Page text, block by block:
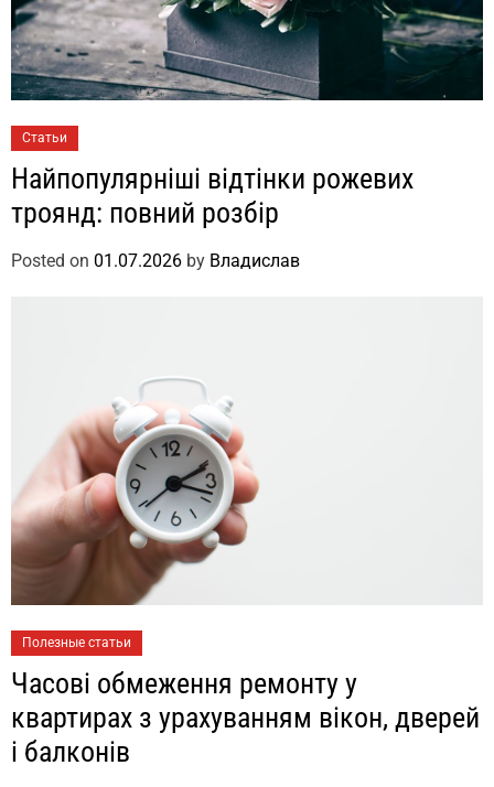
Статьи
Найпопулярніші відтінки рожевих
троянд: повний розбір
Posted on 01.07.2026 by Владислав
Полезные статьи
Часові обмеження ремонту у
квартирах з урахуванням вікон, дверей
і балконів